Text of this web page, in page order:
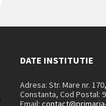
DATE INSTITUTIE
Adresa: Str. Mare nr.
Constanta, Cod Postal:
Email: